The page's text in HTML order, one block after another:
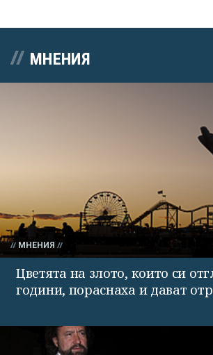
МНЕНИЯ
МНЕНИЯ
Цветята на злото, които си
години, пораснаха и дават